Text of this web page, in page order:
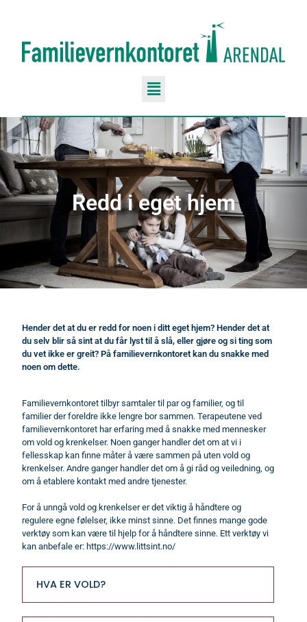
Redd i eget hjem
Hender det at du er redd for noen i ditt eget hjem? Hender det at
du selv blir så sint at du får lyst til å slå, eller gjøre og si ting som
du vet ikke er greit? På familievernkontoret kan du snakke med
noen om dette.
Familievernkontoret tilbyr samtaler til par og familier, og til
familier der foreldre ikke lengre bor sammen. Terapeutene ved
familievernkontoret har erfaring med å snakke med mennesker
om vold og krenkelser. Noen ganger handler det om at vi i
fellesskap kan finne måter å være sammen på uten vold og
krenkelser. Andre ganger handler det om å gi råd og veiledning, og
om å etablere kontakt med andre tjenester.
For å unngå vold og krenkelser er det viktig å håndtere og
regulere egne følelser, ikke minst sinne. Det finnes mange gode
verktøy som kan være til hjelp for å håndtere sinne. Ett verktøy vi
kan anbefale er: https://www.littsint.no/
HVA ER VOLD?